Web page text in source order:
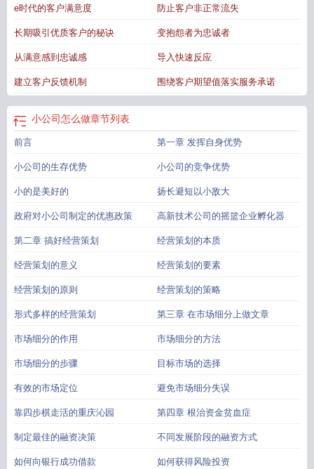
术 起点中文网小公司如何盈利 小公司的经营模式如何经营一家小公司
何营销小公司如何慢慢做大 小公司如何小公司怎么赚钱小公司管理技巧
司如何长大小公司如何运营管理 小公司做大做强的经营模式
e时代的客户满意度 防止客户非正常流失
长期吸引优质客户的秘诀 变抱怨者为忠诚者
从满意感到忠诚感 导入快速反应
建立客户反馈机制 围绕客户期望值落实服务承诺
小公司怎么做章节列表
前言 第一章 发挥自身优势
小公司的生存优势 小公司的竞争优势
小的是美好的 扬长避短以小敌大
政府对小公司制定的优惠政策 高新技术公司的摇篮企业孵化器
第二章 搞好经营策划 经营策划的本质
经营策划的意义 经营策划的要素
经营策划的原则 经营策划的策略
形式多样的经营策划 第三章 在市场细分上做文章
市场细分的作用 市场细分的方法
市场细分的步骤 目标市场的选择
有效的市场定位 避免市场细分失误
靠四步棋走活的重庆沁园 第四章 根治资金贫血症
制定最佳的融资决策 不同发展阶段的融资方式
如何向银行成功借款 如何获得风险投资